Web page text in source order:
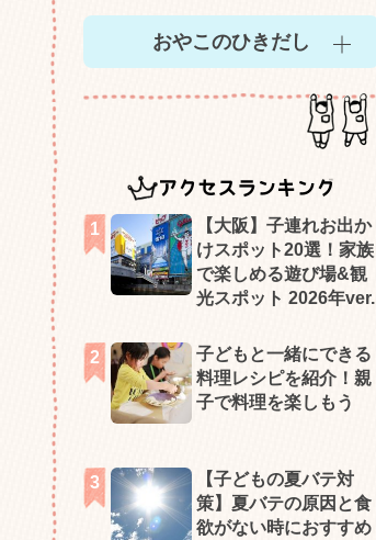
おやこのひきだし
アクセスランキング
【大阪】子連れお出か
けスポット20選！家族
で楽しめる遊び場&観
光スポット 2026年ver.
子どもと一緒にできる
料理レシピを紹介！親
子で料理を楽しもう
【子どもの夏バテ対
策】夏バテの原因と食
欲がない時におすすめ